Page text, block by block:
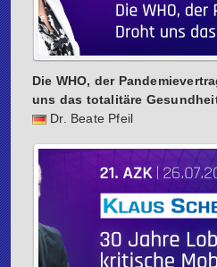
Die WHO, der
uns das totalitäre
Dr. Beate Pfeil